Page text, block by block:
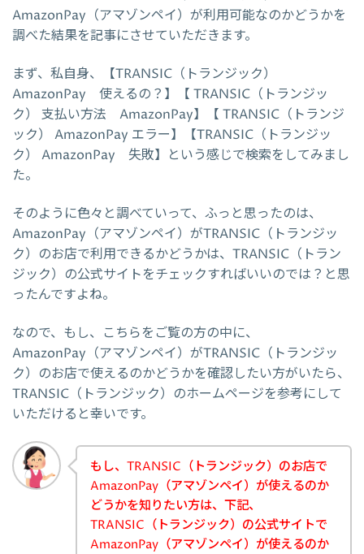
AmazonPay（アマゾンペイ）が利用可能なのかどうかを
調べた結果を記事にさせていただきます。
まず、私自身、【TRANSIC（トランジック）
AmazonPay 使えるの？】【 TRANSIC（トランジッ
ク） 支払い方法 AmazonPay】【 TRANSIC（トランジ
ック） AmazonPay エラー】【TRANSIC（トランジッ
ク） AmazonPay 失敗】という感じで検索をしてみまし
た。
そのように色々と調べていって、ふっと思ったのは、
AmazonPay（アマゾンペイ）がTRANSIC（トランジッ
ク）のお店で利用できるかどうかは、TRANSIC（トラン
ジック）の公式サイトをチェックすればいいのでは？と思
ったんですよね。
なので、もし、こちらをご覧の方の中に、
AmazonPay（アマゾンペイ）がTRANSIC（トランジッ
ク）のお店で使えるのかどうかを確認したい方がいたら、
TRANSIC（トランジック）のホームページを参考にして
いただけると幸いです。
もし、TRANSIC（トランジック）のお店で
AmazonPay（アマゾンペイ）が使えるのか
どうかを知りたい方は、下記、
TRANSIC（トランジック）の公式サイトで
AmazonPay（アマゾンペイ）が使えるのか